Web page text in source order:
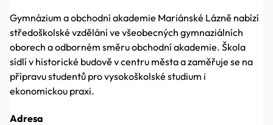
Gymnázium a obchodní akademie Mariánské Lázně nabízí
středoškolské vzdělání ve všeobecných gymnaziálních
oborech a odborném směru obchodní akademie. Škola
sídlí v historické budově v centru města a zaměřuje se na
přípravu studentů pro vysokoškolské studium i
ekonomickou praxi.
Adresa